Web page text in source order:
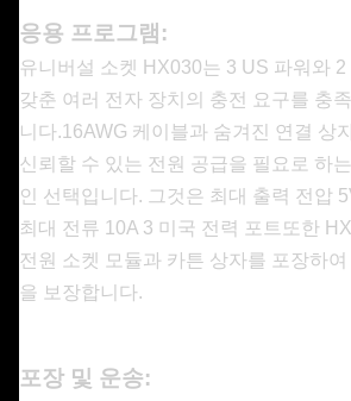
응용 프로그램:
유니버설 소켓 HX030는 3 US 파워와
갖춘 여러 전자 장치의 충전 요구를 충
니다.16AWG 케이블과 숨겨진 연결 상
신뢰할 수 있는 전원 공급을 필요로 하
인 선택입니다. 그것은 최대 출력 전압
최대 전류 10A 3 미국 전력 포트또한
전원 소켓 모듈과 카튼 상자를 포장하
을 보장합니다.
포장 및 운송: